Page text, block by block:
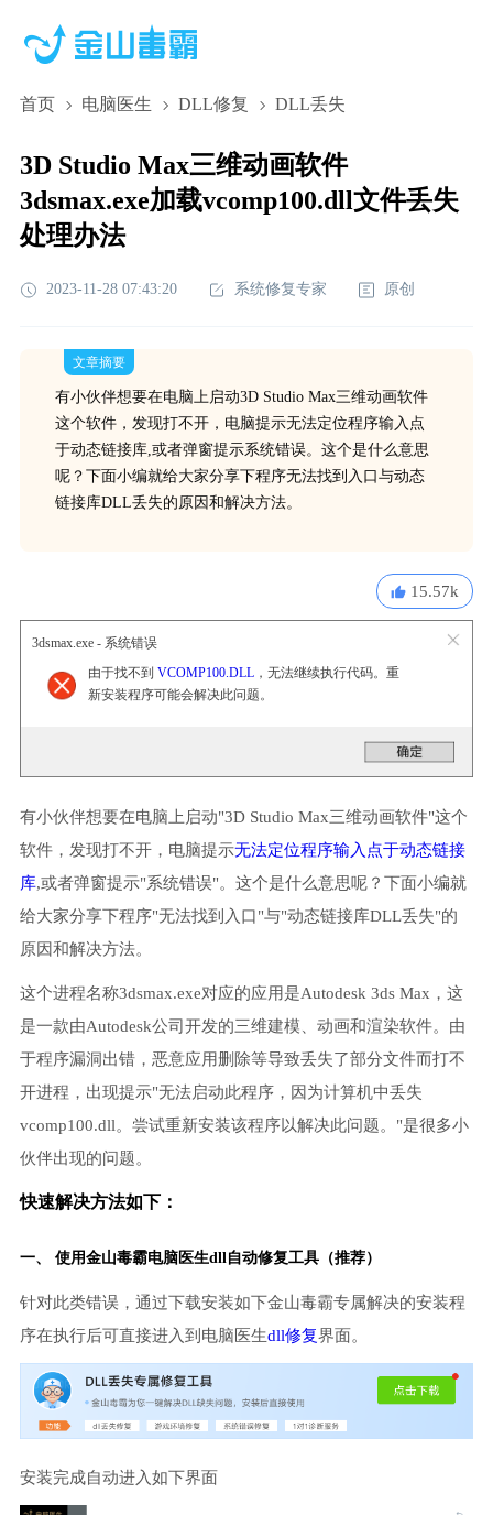
首页 电脑医生 DLL修复 DLL丢失
3D Studio Max三维动画软件
3dsmax.exe加载vcomp100.dll文件丢失
处理办法
2023-11-28 07:43:20 系统修复专家 原创
文章摘要
有小伙伴想要在电脑上启动3D Studio Max三维动画软件
这个软件，发现打不开，电脑提示无法定位程序输入点
于动态链接库,或者弹窗提示系统错误。这个是什么意思
呢？下面小编就给大家分享下程序无法找到入口与动态
链接库DLL丢失的原因和解决方法。
15.57k
3dsmax.exe - 系统错误
由于找不到 VCOMP100.DLL，无法继续执行代码。重
新安装程序可能会解决此问题。
有小伙伴想要在电脑上启动"3D Studio Max三维动画软件"这个
软件，发现打不开，电脑提示无法定位程序输入点于动态链接
库,或者弹窗提示"系统错误"。这个是什么意思呢？下面小编就
给大家分享下程序"无法找到入口"与"动态链接库DLL丢失"的
原因和解决方法。
这个进程名称3dsmax.exe对应的应用是Autodesk 3ds Max，这
是一款由Autodesk公司开发的三维建模、动画和渲染软件。由
于程序漏洞出错，恶意应用删除等导致丢失了部分文件而打不
开进程，出现提示"无法启动此程序，因为计算机中丢失
vcomp100.dll。尝试重新安装该程序以解决此问题。"是很多小
伙伴出现的问题。
快速解决方法如下：
一、 使用金山毒霸电脑医生dll自动修复工具（推荐）
针对此类错误，通过下载安装如下金山毒霸专属解决的安装程
序在执行后可直接进入到电脑医生dll修复界面。
安装完成自动进入如下界面